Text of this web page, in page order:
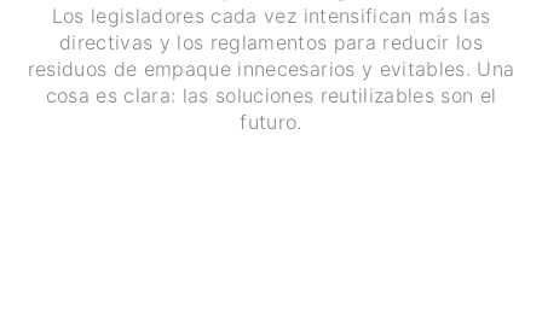
Los legisladores cada vez intensifican más las
directivas y los reglamentos para reducir los
residuos de empaque innecesarios y evitables. Una
cosa es clara: las soluciones reutilizables son el
futuro.